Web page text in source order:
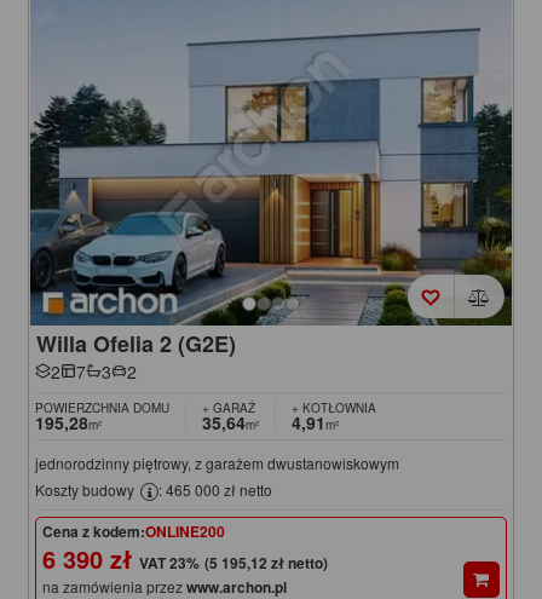
Willa Ofelia 2 (G2E)
2 7 3 2
POWIERZCHNIA DOMU
195,28m²
+ GARAŻ
35,64m²
+ KOTŁOWNIA
4,91m²
jednorodzinny piętrowy, z garażem dwustanowiskowym
Koszty budowy
: 465 000 zł netto
Cena z kodem:ONLINE200
6 390 zł (5 195,12 zł netto)
na zamówienia przezwww.archon.pl